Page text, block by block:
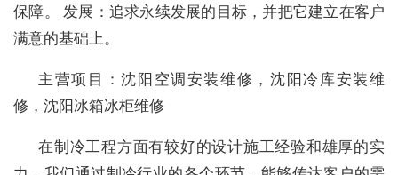
保障。 发展：追求永续发展的目标，并把它建立在客户
满意的基础上。
主营项目：沈阳空调安装维修，沈阳冷库安装维
修，沈阳冰箱冰柜维修
在制冷工程方面有较好的设计施工经验和雄厚的实